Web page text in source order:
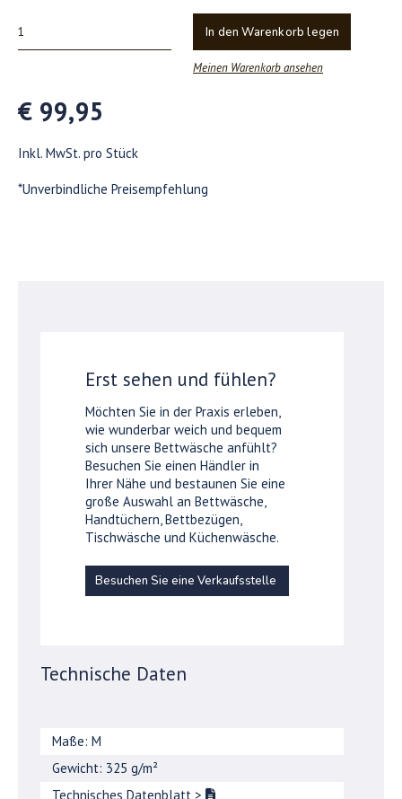
In den Warenkorb legen
Meinen Warenkorb ansehen
€ 99,95
Inkl. MwSt. pro Stück
*Unverbindliche Preisempfehlung
Erst sehen und fühlen?
Möchten Sie in der Praxis erleben,
wie wunderbar weich und bequem
sich unsere Bettwäsche anfühlt?
Besuchen Sie einen Händler in
Ihrer Nähe und bestaunen Sie eine
große Auswahl an Bettwäsche,
Handtüchern, Bettbezügen,
Tischwäsche und Küchenwäsche.
Besuchen Sie eine Verkaufsstelle
Technische Daten
Maße: M
Gewicht: 325 g/m²
Technisches Datenblatt >